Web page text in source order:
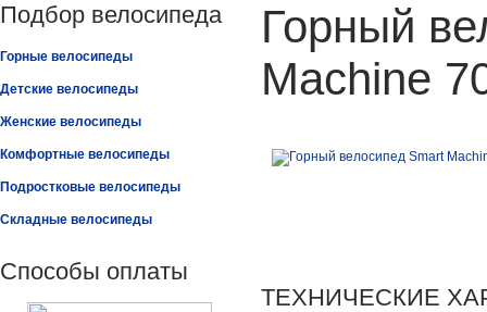
Подбор велосипеда
Горные велосипеды
Детские велосипеды
Женские велосипеды
Комфортные велосипеды
Подростковые велосипеды
Складные велосипеды
Способы оплаты
Горный
Machine
ТЕХНИЧЕСКИЕ